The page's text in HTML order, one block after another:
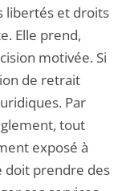
libertés et droits
Elle prend,
motivée. Si
de retrait
Par
tout
exposé à
doit prendre des